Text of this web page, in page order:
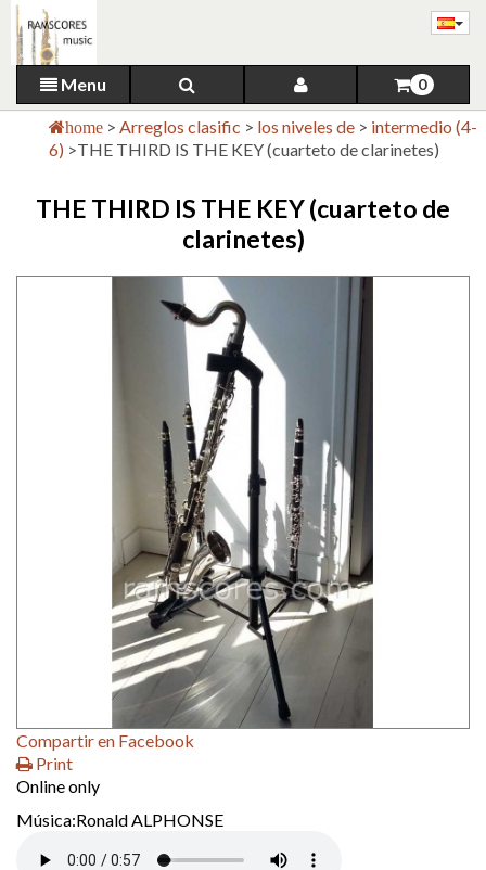
Menu 0
home > Arreglos clasific > los niveles de > intermedio (4-
6) >THE THIRD IS THE KEY (cuarteto de clarinetes)
THE THIRD IS THE KEY (cuarteto de
clarinetes)
Compartir en Facebook
Print
Online only
Música:Ronald ALPHONSE